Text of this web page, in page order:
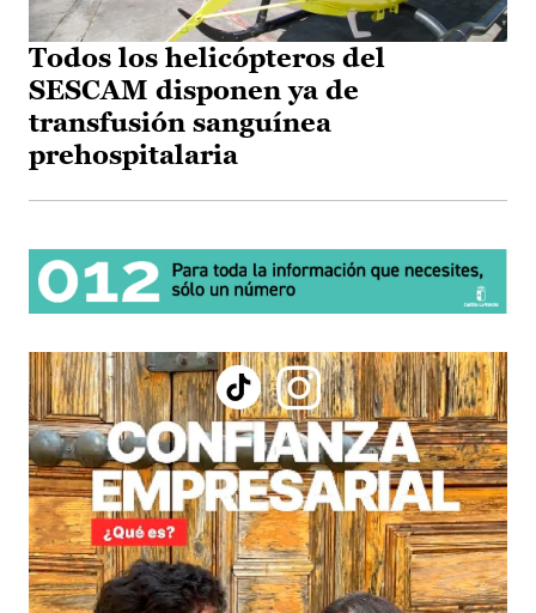
Todos los helicópteros del
SESCAM disponen ya de
transfusión sanguínea
prehospitalaria